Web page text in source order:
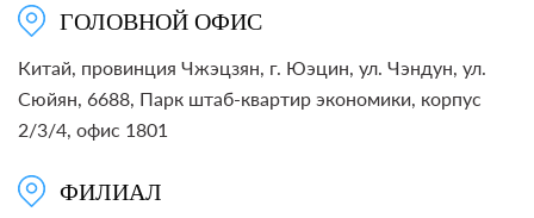
ГОЛОВНОЙ ОФИС
Китай, провинция Чжэцзян, г. Юэцин, ул. Чэндун, ул.
Сюйян, 6688, Парк штаб-квартир экономики, корпус
2/3/4, офис 1801
ФИЛИАЛ